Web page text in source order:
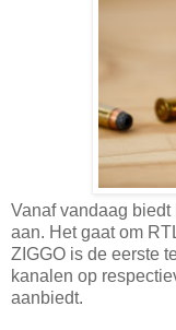
Vanaf vandaag
aan. Het gaat om
ZIGGO is de eerste
kanalen op
aanbiedt.